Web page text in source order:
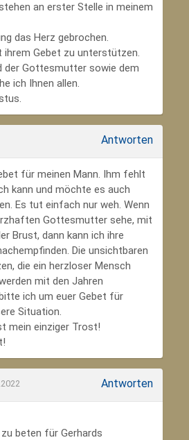
an erster Stelle in meinem
das Herz gebrochen.
ihrem Gebet zu unterstützen.
der Gottesmutter sowie dem
ich Ihnen allen.
Antworten
für meinen Mann. Ihm fehlt
kann und möchte es auch
Es tut einfach nur weh. Wenn
Gottesmutter sehe, mit
Brust, dann kann ich ihre
Die unsichtbaren
die ein herzloser Mensch
mit den Jahren
ich um euer Gebet für
Situation.
mein einziger Trost!
Antworten
beten für Gerhards